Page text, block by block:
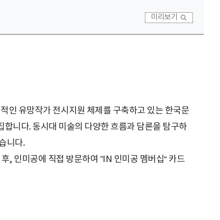
미리보기
인 유망작가 전시지원 체제를 구축하고 있는 한국문
니다. 동시대 미술의 다양한 흐름과 담론을 탐구하
니다.
, 인미공에 직접 방문하여 ”IN 인미공 멤버십“ 카드